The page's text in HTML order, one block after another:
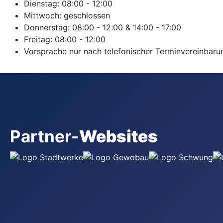
Dienstag: 08:00 - 12:00
Mittwoch: geschlossen
Donnerstag: 08:00 - 12:00 & 14:00 - 17:00
Freitag: 08:00 - 12:00
Vorsprache nur nach telefonischer
Partner-Websites